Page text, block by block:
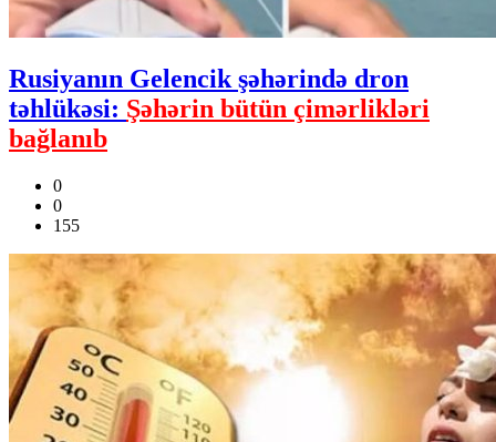
Rusiyanın Gelencik şəhərində dron
təhlükəsi: Şəhərin bütün çimərlikləri
bağlanıb
0
0
155